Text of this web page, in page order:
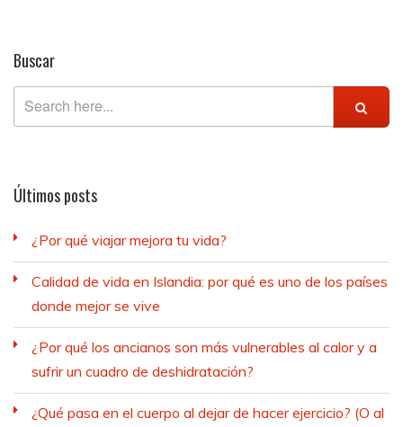
Buscar
Últimos posts
¿Por qué viajar mejora tu vida?
Calidad de vida en Islandia: por qué es uno de los países
donde mejor se vive
¿Por qué los ancianos son más vulnerables al calor y a
sufrir un cuadro de deshidratación?
¿Qué pasa en el cuerpo al dejar de hacer ejercicio? (O al